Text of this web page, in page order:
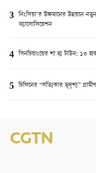
3 নিংসিয়া’র উচ্চমানের উন্নয়নে
অ্যাসোসিয়েশন
4 সিনচিয়াংয়ের শা হ্য টাউন: ১৩
5 চিলিনের “সত্যিকার ভূদৃশ্য”